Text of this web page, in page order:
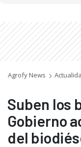
Agrofy News
Suben los
Gobierno
del